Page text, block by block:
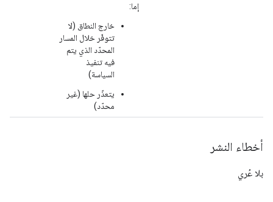
إما:
خارج النطاق (لا
تتوفّر خلال المسار
المحدّد الذي يتم
فيه تنفيذ
السياسة)
يتعذّر حلها (غير
محدّد)
أخطاء النشر
بلا عُري